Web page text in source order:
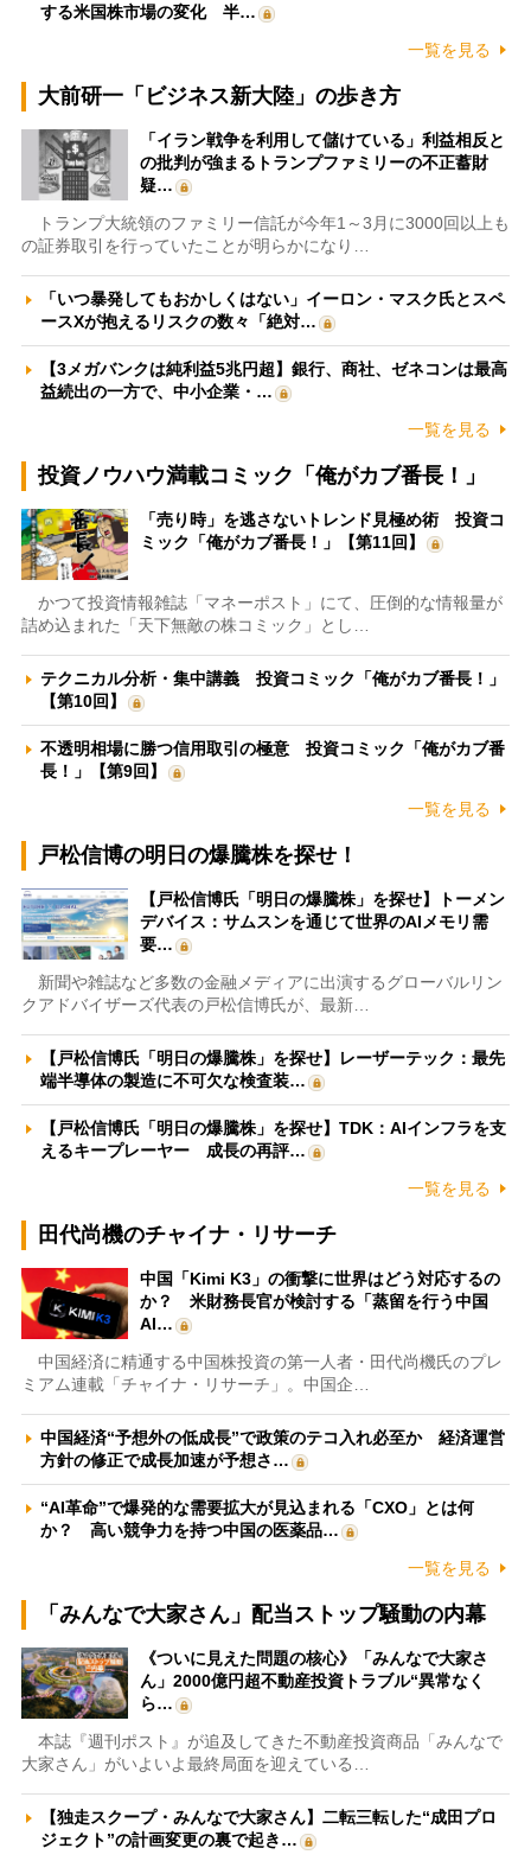
する米国株市場の変化 半…
一覧を見る
大前研一「ビジネス新大陸」の歩き方
「イラン戦争を利用して儲けている」利益相反と
の批判が強まるトランプファミリーの不正蓄財
疑…
トランプ大統領のファミリー信託が今年1～3月に3000回以上も
の証券取引を行っていたことが明らかになり…
「いつ暴発してもおかしくはない」イーロン・マスク氏とスペ
ースXが抱えるリスクの数々「絶対…
【3メガバンクは純利益5兆円超】銀行、商社、ゼネコンは最高
益続出の一方で、中小企業・…
一覧を見る
投資ノウハウ満載コミック「俺がカブ番長！」
「売り時」を逃さないトレンド見極め術 投資コ
ミック「俺がカブ番長！」【第11回】
かつて投資情報雑誌「マネーポスト」にて、圧倒的な情報量が
詰め込まれた「天下無敵の株コミック」とし…
テクニカル分析・集中講義 投資コミック「俺がカブ番長！」
【第10回】
不透明相場に勝つ信用取引の極意 投資コミック「俺がカブ番
長！」【第9回】
一覧を見る
戸松信博の明日の爆騰株を探せ！
【戸松信博氏「明日の爆騰株」を探せ】トーメン
デバイス：サムスンを通じて世界のAIメモリ需
要…
新聞や雑誌など多数の金融メディアに出演するグローバルリン
クアドバイザーズ代表の戸松信博氏が、最新…
【戸松信博氏「明日の爆騰株」を探せ】レーザーテック：最先
端半導体の製造に不可欠な検査装…
【戸松信博氏「明日の爆騰株」を探せ】TDK：AIインフラを支
えるキープレーヤー 成長の再評…
一覧を見る
田代尚機のチャイナ・リサーチ
中国「Kimi K3」の衝撃に世界はどう対応するの
か？ 米財務長官が検討する「蒸留を行う中国
AI…
中国経済に精通する中国株投資の第一人者・田代尚機氏のプレ
ミアム連載「チャイナ・リサーチ」。中国企…
中国経済“予想外の低成長”で政策のテコ入れ必至か 経済運営
方針の修正で成長加速が予想さ…
“AI革命”で爆発的な需要拡大が見込まれる「CXO」とは何
か？ 高い競争力を持つ中国の医薬品…
一覧を見る
「みんなで大家さん」配当ストップ騒動の内幕
《ついに見えた問題の核心》「みんなで大家さ
ん」2000億円超不動産投資トラブル“異常なく
ら…
本誌『週刊ポスト』が追及してきた不動産投資商品「みんなで
大家さん」がいよいよ最終局面を迎えている…
【独走スクープ・みんなで大家さん】二転三転した“成田プロ
ジェクト”の計画変更の裏で起き…